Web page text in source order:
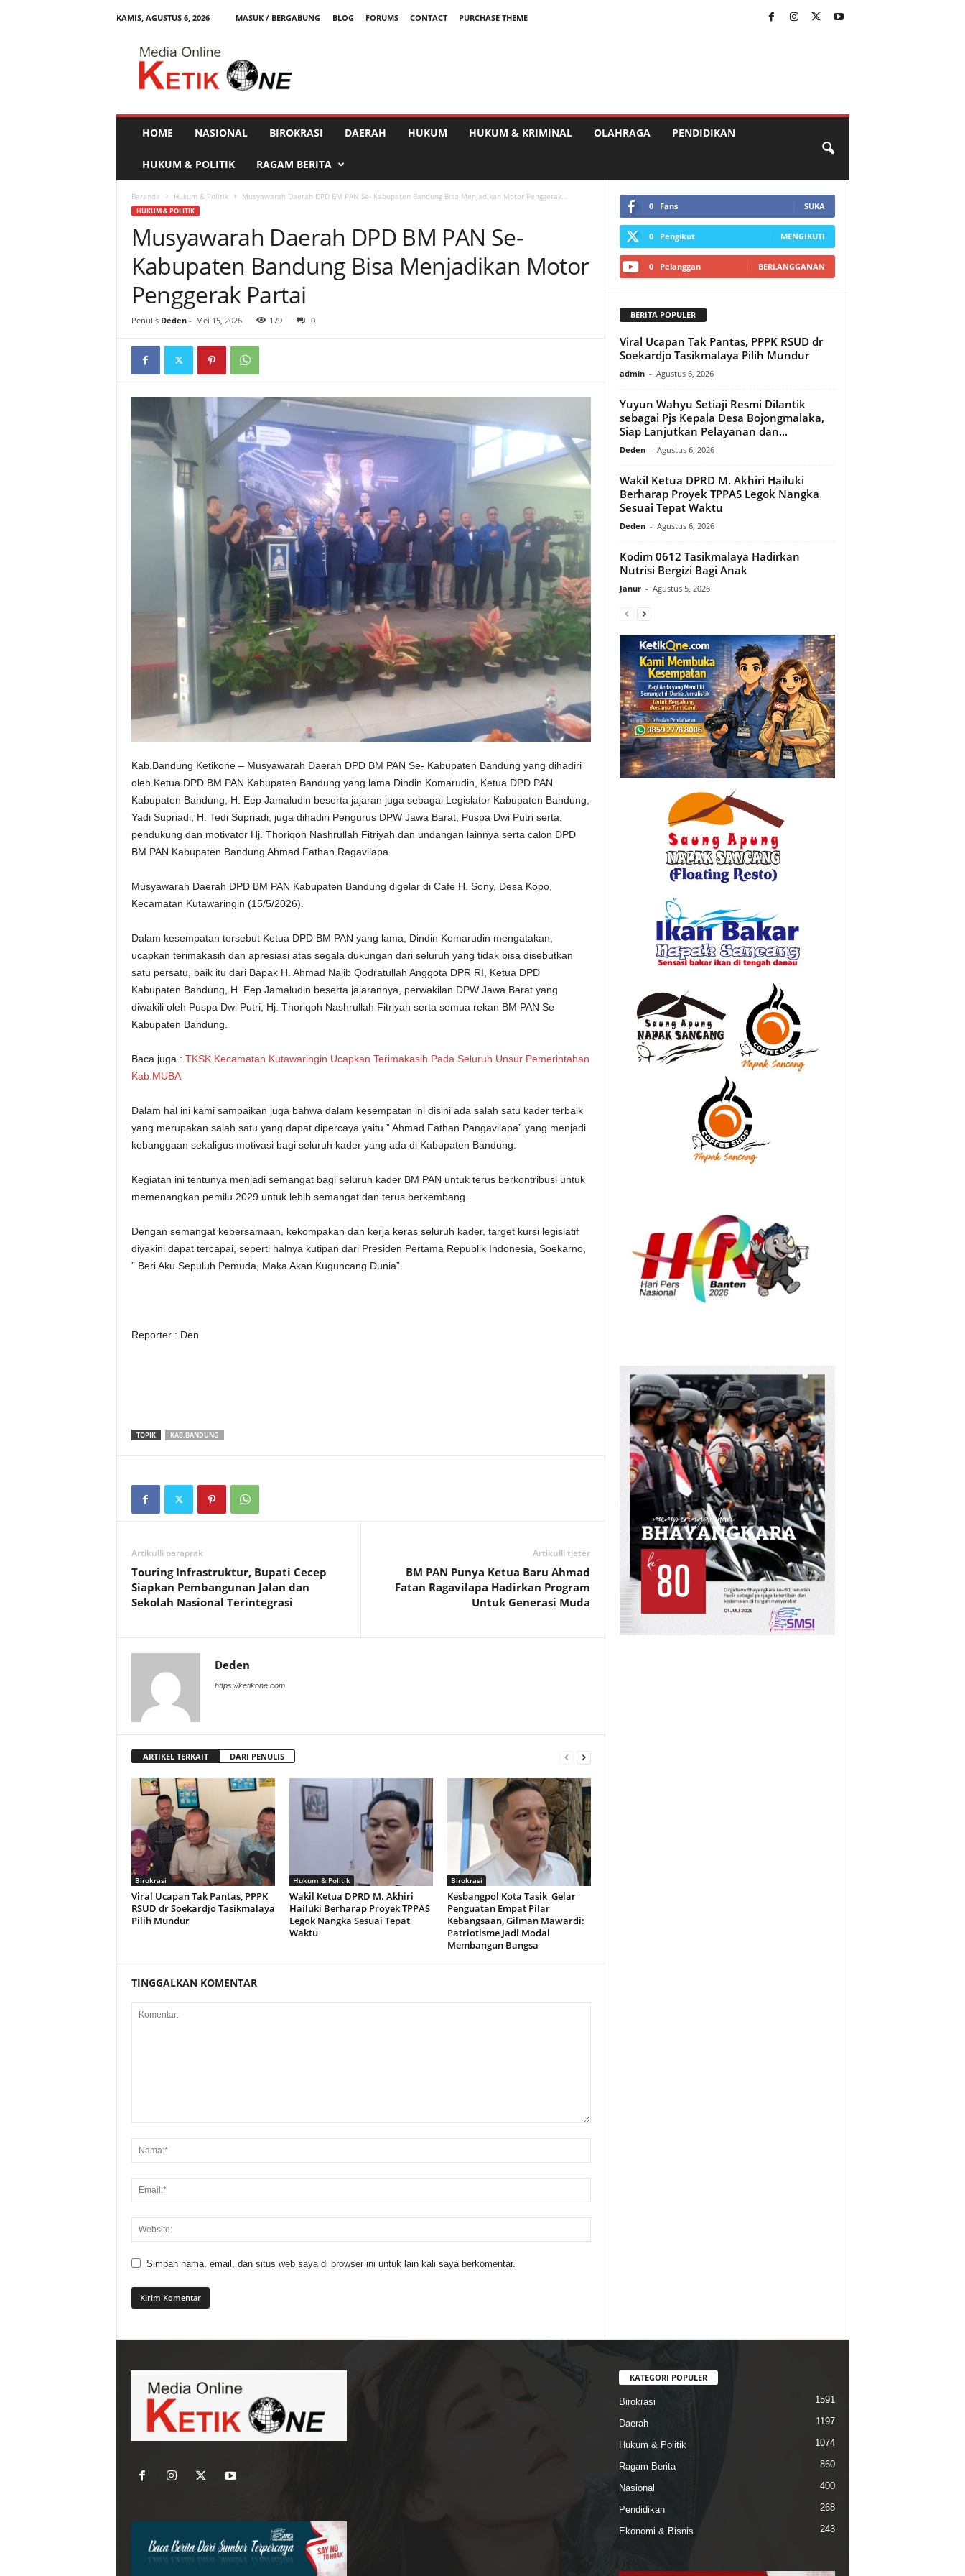
KAMIS, AGUSTUS 6, 2026 MASUK / BERGABUNG BLOG FORUMS CONTACT
PURCHASE THEME
HOME NASIONAL BIROKRASI DAERAH HUKUM HUKUM & KRIMINAL OLAHRAGA PENDIDIKAN
HUKUM & POLITIK RAGAM BERITA
Beranda Hukum & Politik Musyawarah Daerah DPD BM PAN Se- Kabupaten Bandung Bisa Menjadikan Motor Penggerak...
HUKUM & POLITIK
Musyawarah Daerah DPD BM PAN Se-
Kabupaten Bandung Bisa Menjadikan Motor
Penggerak Partai
Penulis Deden- Mei 15, 2026 179 0
Kab.Bandung Ketikone – Musyawarah Daerah DPD BM PAN Se- Kabupaten Bandung yang dihadiri
oleh Ketua DPD BM PAN Kabupaten Bandung yang lama Dindin Komarudin, Ketua DPD PAN
Kabupaten Bandung, H. Eep Jamaludin beserta jajaran juga sebagai Legislator Kabupaten Bandung,
Yadi Supriadi, H. Tedi Supriadi, juga dihadiri Pengurus DPW Jawa Barat, Puspa Dwi Putri serta,
pendukung dan motivator Hj. Thoriqoh Nashrullah Fitriyah dan undangan lainnya serta calon DPD
BM PAN Kabupaten Bandung Ahmad Fathan Ragavilapa.
Musyawarah Daerah DPD BM PAN Kabupaten Bandung digelar di Cafe H. Sony, Desa Kopo,
Kecamatan Kutawaringin (15/5/2026).
Dalam kesempatan tersebut Ketua DPD BM PAN yang lama, Dindin Komarudin mengatakan,
ucapkan terimakasih dan apresiasi atas segala dukungan dari seluruh yang tidak bisa disebutkan
satu persatu, baik itu dari Bapak H. Ahmad Najib Qodratullah Anggota DPR RI, Ketua DPD
Kabupaten Bandung, H. Eep Jamaludin beserta jajarannya, perwakilan DPW Jawa Barat yang
diwakili oleh Puspa Dwi Putri, Hj. Thoriqoh Nashrullah Fitriyah serta semua rekan BM PAN Se-
Kabupaten Bandung.
Baca juga : TKSK Kecamatan Kutawaringin Ucapkan Terimakasih Pada Seluruh Unsur Pemerintahan
Kab.MUBA
Dalam hal ini kami sampaikan juga bahwa dalam kesempatan ini disini ada salah satu kader terbaik
yang merupakan salah satu yang dapat dipercaya yaitu ” Ahmad Fathan Pangavilapa” yang menjadi
kebanggaan sekaligus motivasi bagi seluruh kader yang ada di Kabupaten Bandung.
Kegiatan ini tentunya menjadi semangat bagi seluruh kader BM PAN untuk terus berkontribusi untuk
memenangkan pemilu 2029 untuk lebih semangat dan terus berkembang.
Dengan semangat kebersamaan, kekompakan dan kerja keras seluruh kader, target kursi legislatif
diyakini dapat tercapai, seperti halnya kutipan dari Presiden Pertama Republik Indonesia, Soekarno,
” Beri Aku Sepuluh Pemuda, Maka Akan Kuguncang Dunia”.
Reporter : Den
TOPIK KAB.BANDUNG
Artikulli paraprak
Touring Infrastruktur, Bupati Cecep
Siapkan Pembangunan Jalan dan
Sekolah Nasional Terintegrasi
Artikulli tjetër
BM PAN Punya Ketua Baru Ahmad
Fatan Ragavilapa Hadirkan Program
Untuk Generasi Muda
Deden
https://ketikone.com
ARTIKEL TERKAIT DARI PENULIS
Birokrasi
Viral Ucapan Tak Pantas, PPPK
RSUD dr Soekardjo Tasikmalaya
Pilih Mundur
Hukum & Politik
Wakil Ketua DPRD M. Akhiri
Hailuki Berharap Proyek TPPAS
Legok Nangka Sesuai Tepat
Waktu
Birokrasi
Kesbangpol Kota Tasik Gelar
Penguatan Empat Pilar
Kebangsaan, Gilman Mawardi:
Patriotisme Jadi Modal
Membangun Bangsa
TINGGALKAN KOMENTAR
Simpan nama, email, dan situs web saya di browser ini untuk lain kali saya berkomentar.
0 Fans SUKA
0 Pengikut MENGIKUTI
0 Pelanggan BERLANGGANAN
BERITA POPULER
Viral Ucapan Tak Pantas, PPPK RSUD dr
Soekardjo Tasikmalaya Pilih Mundur
admin - Agustus 6, 2026
Yuyun Wahyu Setiaji Resmi Dilantik
sebagai Pjs Kepala Desa Bojongmalaka,
Siap Lanjutkan Pelayanan dan...
Deden - Agustus 6, 2026
Wakil Ketua DPRD M. Akhiri Hailuki
Berharap Proyek TPPAS Legok Nangka
Sesuai Tepat Waktu
Deden - Agustus 6, 2026
Kodim 0612 Tasikmalaya Hadirkan
Nutrisi Bergizi Bagi Anak
Janur - Agustus 5, 2026
KATEGORI POPULER
Birokrasi 1591
Daerah 1197
Hukum & Politik 1074
Ragam Berita 860
Nasional 400
Pendidikan 268
Ekonomi & Bisnis 243